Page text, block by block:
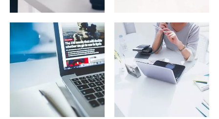
Van bướm có thể được
kích hoạt bằng tay hoặc
bằng khí nén.